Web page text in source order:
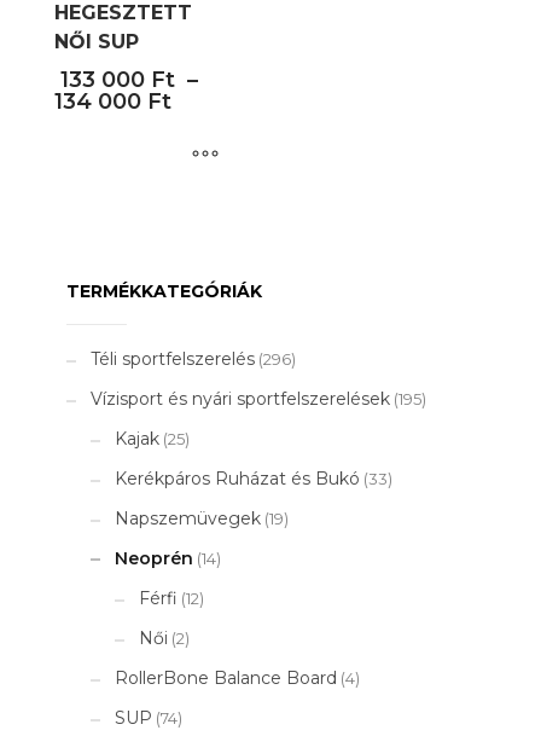
HEGESZTETT
NŐI SUP
133 000 Ft –
134 000 Ft
variációja
termékoldalon
TERMÉKKATEGÓRIÁK
Téli sportfelszerelés (296)
Vízisport és nyári sportfelszerelések (195)
Kajak (25)
Kerékpáros Ruházat és Bukó (33)
Napszemüvegek (19)
Neoprén (14)
Férfi (12)
Női (2)
RollerBone Balance Board (4)
SUP (74)